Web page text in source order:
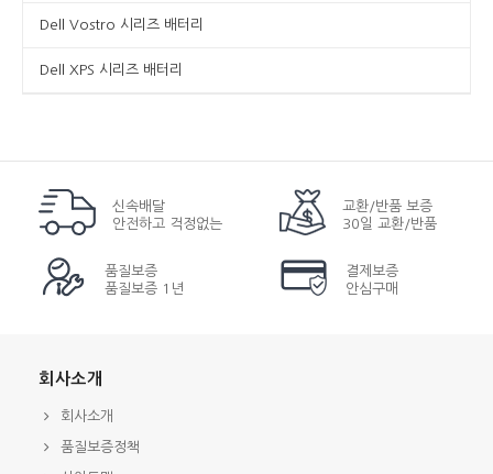
Dell Vostro 시리즈 배터리
Dell XPS 시리즈 배터리
신속배달
안전하고 걱정없는
교환/반품 보증
30일 교환/반품
품질보증
품질보증 1년
결제보증
안심구매
회사소개
회사소개
품질보증정책